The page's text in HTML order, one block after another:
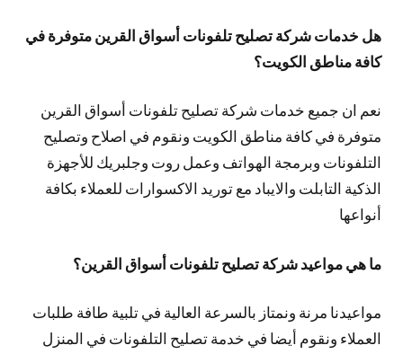
هل خدمات شركة تصليح تلفونات أسواق القرين متوفرة في
كافة مناطق الكويت؟
نعم ان جميع خدمات شركة تصليح تلفونات أسواق القرين
متوفرة في كافة مناطق الكويت ونقوم في اصلاح وتصليح
التلفونات وبرمجة الهواتف وعمل روت وجلبريك للأجهزة
الذكية التابلت والايباد مع توريد الاكسوارات للعملاء بكافة
أنواعها
ما هي مواعيد شركة تصليح تلفونات أسواق القرين؟
مواعيدنا مرنة ونمتاز بالسرعة العالية في تلبية طافة طلبات
العملاء ونقوم أيضا في خدمة تصليح التلفونات في المنزل